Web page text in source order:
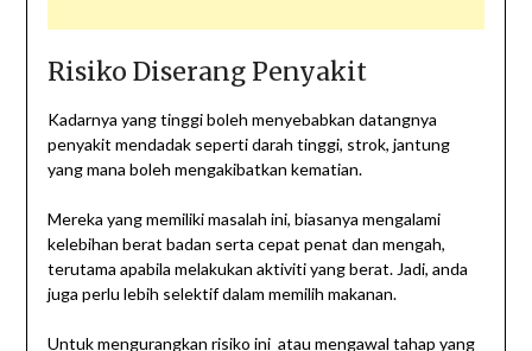
Risiko Diserang Penyakit
Kadarnya yang tinggi boleh menyebabkan datangnya
penyakit mendadak seperti darah tinggi, strok, jantung
yang mana boleh mengakibatkan kematian.
Mereka yang memiliki masalah ini, biasanya mengalami
kelebihan berat badan serta cepat penat dan mengah,
terutama apabila melakukan aktiviti yang berat. Jadi, anda
juga perlu lebih selektif dalam memilih makanan.
Untuk mengurangkan risiko ini atau mengawal tahap yang